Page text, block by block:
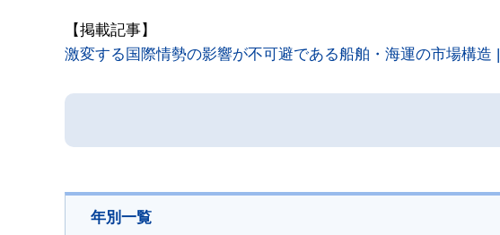
【掲載記事】
激変する国際情勢の影響が不可避である船舶・海運の市場構造
年別一覧